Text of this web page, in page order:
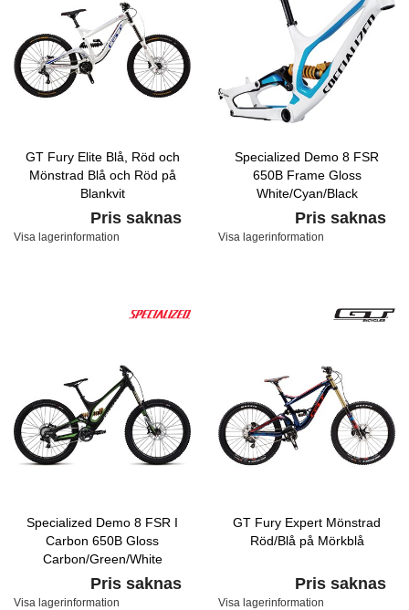
GT Fury Elite Blå, Röd och
Mönstrad Blå och Röd på
Blankvit
Pris saknas
Visa lagerinformation
Specialized Demo 8 FSR
650B Frame Gloss
White/Cyan/Black
Pris saknas
Visa lagerinformation
Specialized Demo 8 FSR I
Carbon 650B Gloss
Carbon/Green/White
Pris saknas
Visa lagerinformation
GT Fury Expert Mönstrad
Röd/Blå på Mörkblå
Pris saknas
Visa lagerinformation